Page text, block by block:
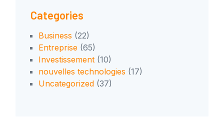
Categories
Business (22)
Entreprise (65)
Investissement (10)
nouvelles technologies (17)
Uncategorized (37)